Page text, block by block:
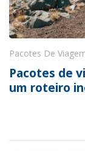
Pacotes De
Pacotes de
um roteiro